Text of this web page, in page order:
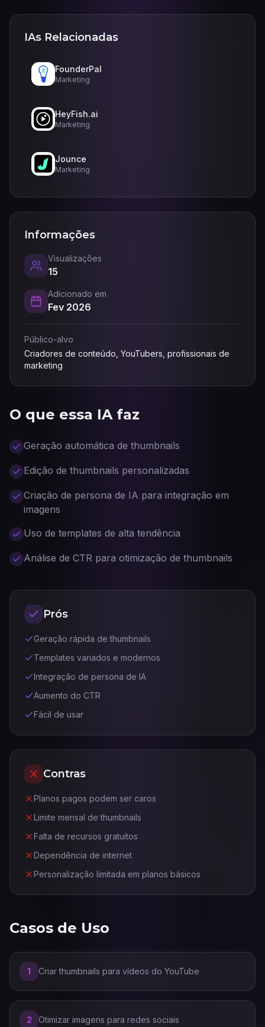
O que essa IA faz
Geração automática de thumbnails
Edição de thumbnails personalizadas
Criação de persona de IA para integração em
imagens
Uso de templates de alta tendência
Análise de CTR para otimização de thumbnails
Prós
Geração rápida de thumbnails
Templates variados e modernos
Integração de persona de IA
Aumento do CTR
Fácil de usar
Contras
Planos pagos podem ser caros
Limite mensal de thumbnails
Falta de recursos gratuitos
Dependência de internet
Personalização limitada em planos básicos
Casos de Uso
1 Criar thumbnails para vídeos do YouTube
2 Otimizar imagens para redes sociais
IAs Relacionadas
FounderPal
Marketing
HeyFish.ai
Marketing
Jounce
Marketing
Informações
Visualizações
15
Adicionado em
Fev 2026
Público-alvo
Criadores de conteúdo, YouTubers, profissionais de
marketing